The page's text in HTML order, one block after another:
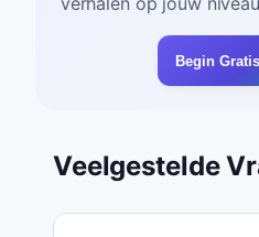
Begin
Veelgestelde